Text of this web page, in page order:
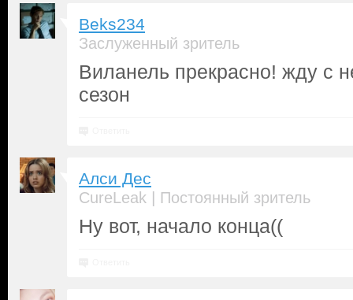
Beks234
Заслуженный зритель
Виланель прекрасно! жду с
сезон
Алси Дес
CureLeak | Постоянный зритель
Ну вот, начало конца((